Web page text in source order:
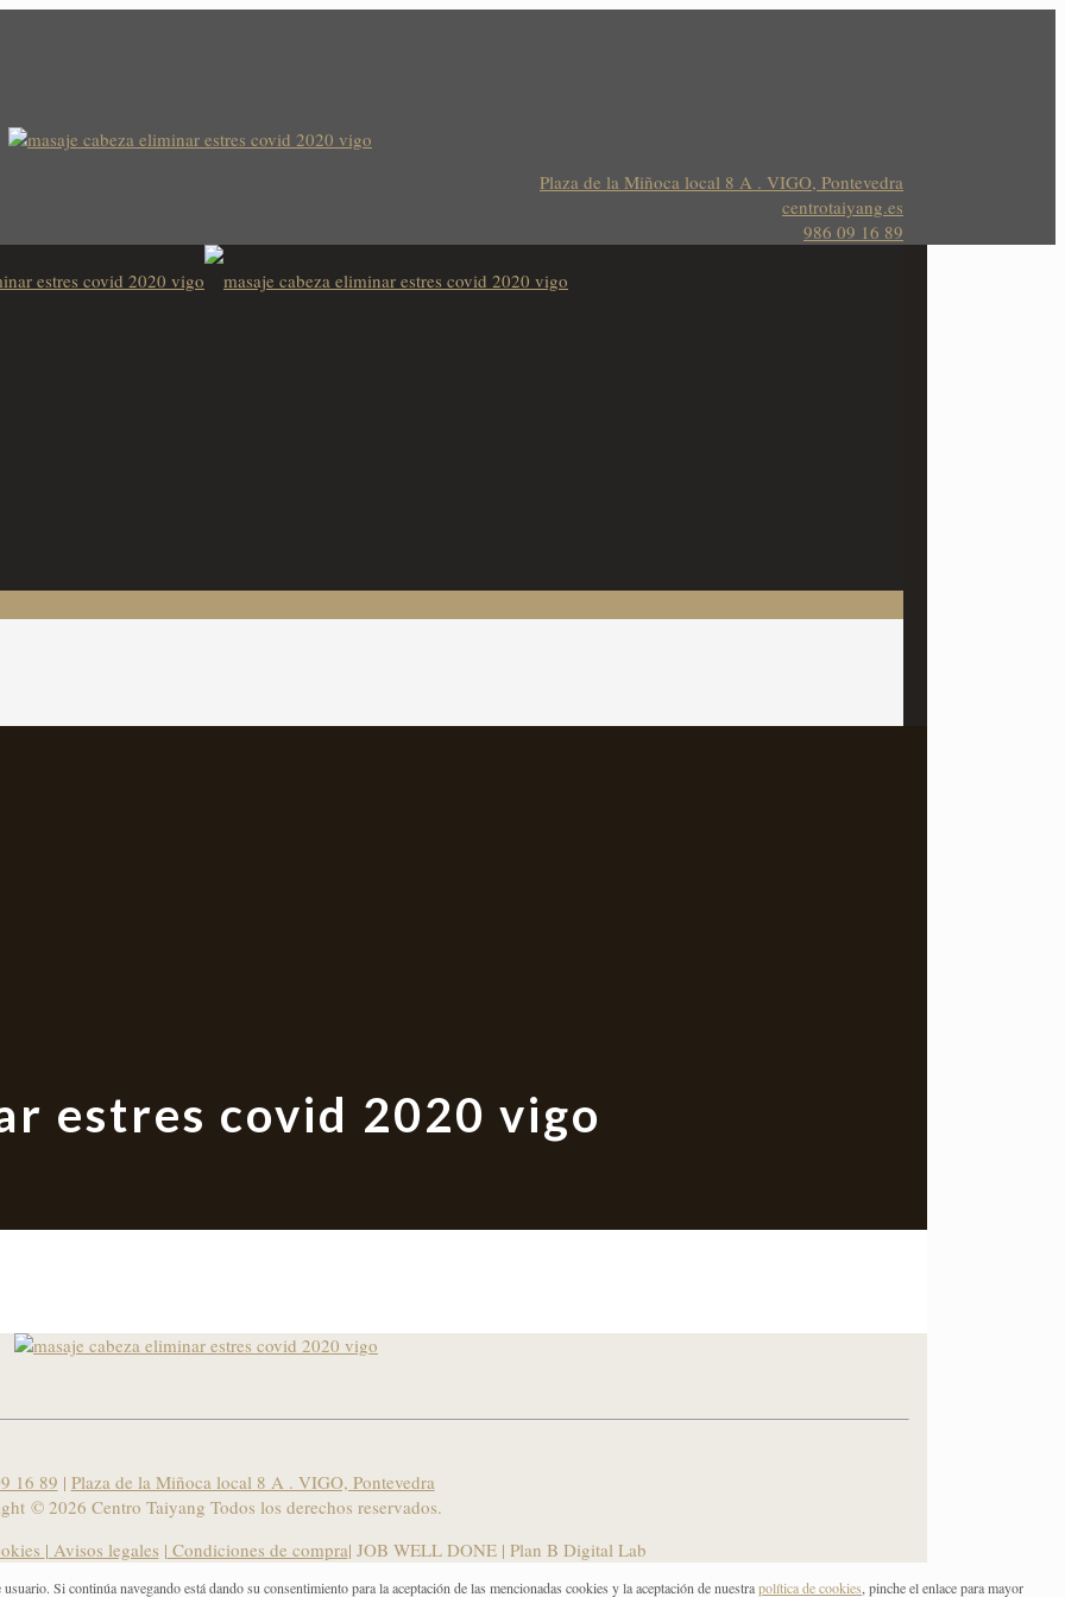
Plaza de la Miñoca local 8 A . VIGO, Pontevedra
centrotaiyang.es
986 09 16 89
estres covid 2020 vigo
16 89 | Plaza de la Miñoca local 8 A . VIGO, Pontevedra
©2026 Centro Taiyang Todos los derechos reservados.
| Avisos legales | Condiciones de compra| JOB WELL DONE | Plan B Digital Lab
Si continúa navegando está dando su consentimiento para la aceptación de las mencionadas cookies y la aceptación de nuestrapolítica de cookies , pinche el enlace para mayor